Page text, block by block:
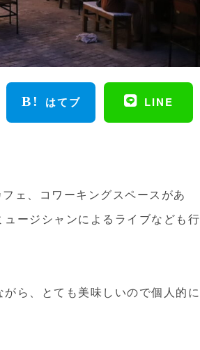
はてブ LINE
ェ、コワーキングスペースがあ
ージシャンによるライブなども行
ら、とても美味しいので個人的に